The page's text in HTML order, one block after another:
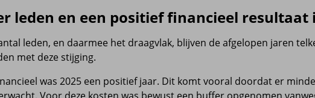
leden en een positief financieel resultaat
leden, en daarmee het draagvlak, blijven de afgelopen jaren
met deze stijging.
was 2025 een positief jaar. Dit komt vooral doordat er